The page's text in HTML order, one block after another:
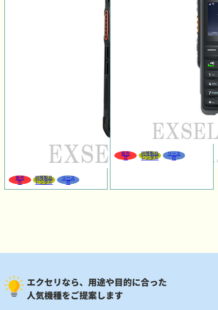
販売
可
同等製品
レンタル
リース
可
販売
可
同等製品
レンタル
リース
可
エクセリなら、用途や目的に合った
人気機種をご提案します